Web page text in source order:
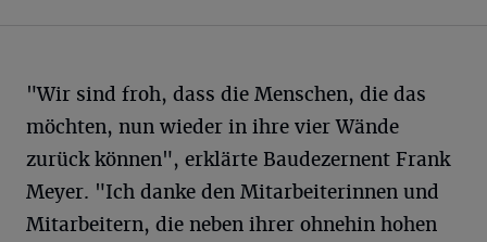
"Wir sind froh, dass die Menschen, die das
möchten, nun wieder in ihre vier Wände
zurück können", erklärte Baudezernent Frank
Meyer. "Ich danke den Mitarbeiterinnen und
Mitarbeitern, die neben ihrer ohnehin hohen